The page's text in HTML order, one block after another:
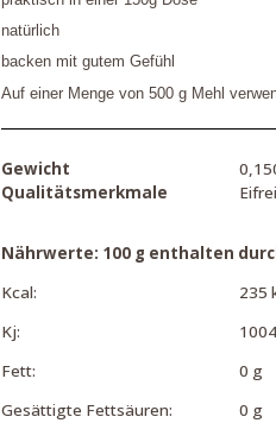
natürlich
backen mit gutem Gefühl
Auf einer Menge von 500 g Mehl
Gewicht
Qualitätsmerkmale
Nährwerte: 100 g enthalten
Kcal:
235
Kj:
Fett:
0 g
Gesättigte Fettsäuren:
0 g